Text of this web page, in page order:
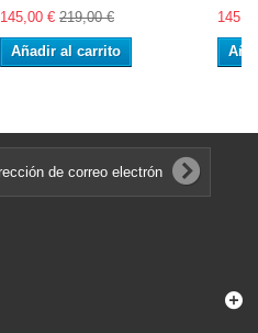
145,00 € 219,00 €
Añadir al carrito